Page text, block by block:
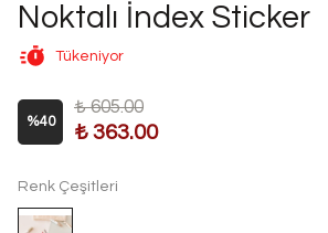
Noktalı İndex Sticker
Tükeniyor
%40
₺ 605.00
₺ 363.00
Renk Çeşitleri